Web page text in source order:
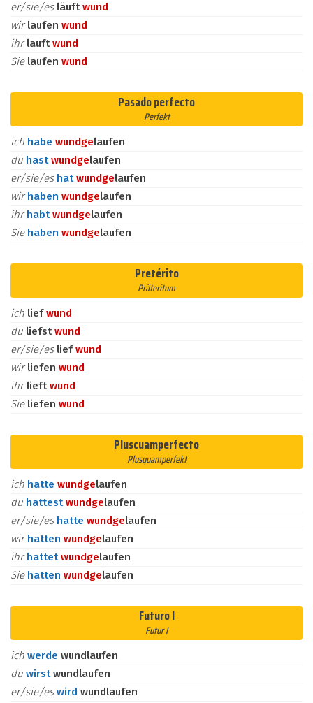
er/sie/es läuftwund
wirlaufen wund
ihrlauftwund
Sie laufen wund
Pasado perfecto
Perfekt
ich habe wundgelaufen
du hastwundgelaufen
er/sie/es hatwundgelaufen
wirhaben wundgelaufen
ihrhabtwundgelaufen
Sie haben wundgelaufen
Pretérito
Präteritum
ich liefwund
du liefstwund
er/sie/es liefwund
wirliefen wund
ihrlieftwund
Sie liefen wund
Pluscuamperfecto
Plusquamperfekt
ich hatte wundgelaufen
du hattestwundgelaufen
er/sie/es hatte wundgelaufen
wirhatten wundgelaufen
ihrhattetwundgelaufen
Sie hatten wundgelaufen
Futuro I
Futur I
ich werde wundlaufen
du wirstwundlaufen
er/sie/eswird wundlaufen